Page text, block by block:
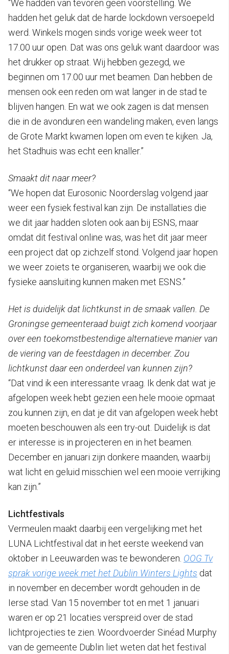
“We hadden van tevoren geen voorstelling. We
hadden het geluk dat de harde lockdown versoepeld
werd. Winkels mogen sinds vorige week weer tot
17.00 uur open. Dat was ons geluk want daardoor was
het drukker op straat. Wij hebben gezegd, we
beginnen om 17.00 uur met beamen. Dan hebben de
mensen ook een reden om wat langer in de stad te
blijven hangen. En wat we ook zagen is dat mensen
die in de avonduren een wandeling maken, even langs
de Grote Markt kwamen lopen om even te kijken. Ja,
het Stadhuis was echt een knaller.”
Smaakt dit naar meer?
“We hopen dat Eurosonic Noorderslag volgend jaar
weer een fysiek festival kan zijn. De installaties die
we dit jaar hadden sloten ook aan bij ESNS, maar
omdat dit festival online was, was het dit jaar meer
een project dat op zichzelf stond. Volgend jaar hopen
we weer zoiets te organiseren, waarbij we ook die
fysieke aansluiting kunnen maken met ESNS.”
Het is duidelijk dat lichtkunst in de smaak vallen. De
Groningse gemeenteraad buigt zich komend voorjaar
over een toekomstbestendige alternatieve manier van
de viering van de feestdagen in december. Zou
lichtkunst daar een onderdeel van kunnen zijn?
“Dat vind ik een interessante vraag. Ik denk dat wat je
afgelopen week hebt gezien een hele mooie opmaat
zou kunnen zijn, en dat je dit van afgelopen week hebt
moeten beschouwen als een try-out. Duidelijk is dat
er interesse is in projecteren en in het beamen.
December en januari zijn donkere maanden, waarbij
wat licht en geluid misschien wel een mooie verrijking
kan zijn.”
Lichtfestivals
Vermeulen maakt daarbij een vergelijking met het
LUNA Lichtfestival dat in het eerste weekend van
oktober in Leeuwarden was te bewonderen. OOG Tv
sprak vorige week met het Dublin Winters Lights dat
in november en december wordt gehouden in de
Ierse stad. Van 15 november tot en met 1 januari
waren er op 21 locaties verspreid over de stad
lichtprojecties te zien. Woordvoerder Sinéad Murphy
van de gemeente Dublin liet weten dat het festival